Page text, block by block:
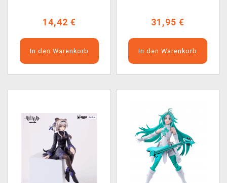
14,42 €
In den Warenkorb
31,95 €
In den Warenkorb